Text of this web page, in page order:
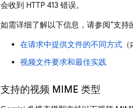
会收到 HTTP 413 错误。
如需详细了解以下信息，请参阅“支持
在请求中提供文件的不同方式
视频文件要求和最佳实践
支持的视频 MIME 类型